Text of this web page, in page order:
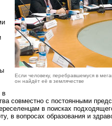
Если человеку, перебравшемуся в
он найдёт её в землячестве
в
совместно с постоянными
в поисках
в вопросах образования и